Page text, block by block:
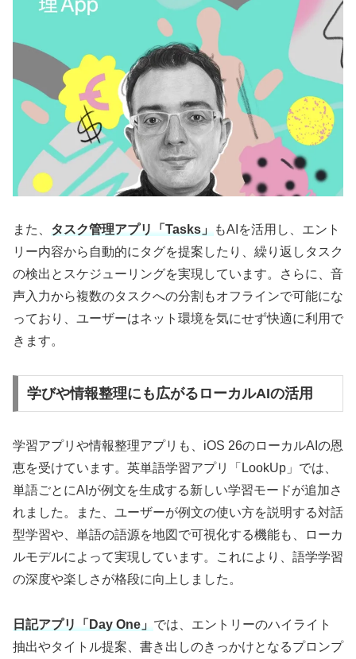
また、 タスク管理アプリ「Tasks」
もAIを活用し、エント
リー内容から自動的にタグを提案したり、繰り返しタスク
の検出とスケジューリングを実現しています。さらに、音
声入力から複数のタスクへの分割もオフラインで可能にな
っており、ユーザーはネット環境を気にせず快適に利用で
きます。
学びや情報整理にも広がるローカルAIの活用
学習アプリや情報整理アプリも、iOS 26のローカルAIの恩
恵を受けています。英単語学習アプリ「LookUp」では、
単語ごとにAIが例文を生成する新しい学習モードが追加さ
れました。また、ユーザーが例文の使い方を説明する対話
型学習や、単語の語源を地図で可視化する機能も、ローカ
ルモデルによって実現しています。これにより、語学学習
の深度や楽しさが格段に向上しました。
日記アプリ「Day One」 では、エントリーのハイライト
抽出やタイトル提案、書き出しのきっかけとなるプロンプ